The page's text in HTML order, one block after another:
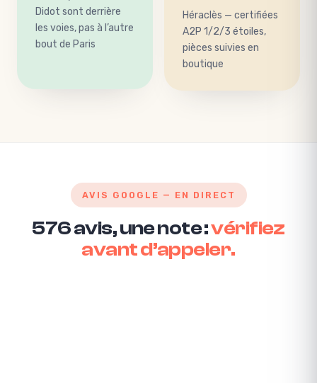
Didot sont derrière
les voies, pas à l’autre
bout de Paris
Héraclès — certifiées
A2P 1/2/3 étoiles,
pièces suivies en
boutique
AVIS GOOGLE — EN DIRECT
576 avis, une note :vérifiez
avant d’appeler.